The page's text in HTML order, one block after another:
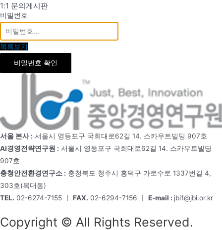
1:1 문의게시판
비밀번호
목록보기
비밀번호 확인
서울 본사 : 서울시 영등포구 국회대로62길 14. 스카우트빌딩 907호
AI경영전략연구원 : 서울시 영등포구 국회대로62길 14. 스카우트빌딩
907호
충청안전환경연구소 : 충청북도 청주시 흥덕구 가로수로 1337번길 4,
303호(복대동)
TEL. 02-6274-7155 ㅣ FAX. 02-6294-7156 ㅣ E-mail : jbi1@jbi.or.kr
Copyright © All Rights Reserved.